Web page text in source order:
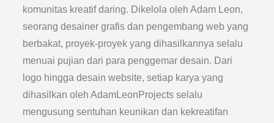
komunitas kreatif daring. Dikelola oleh Adam Leon,
seorang desainer grafis dan pengembang web yang
berbakat, proyek-proyek yang dihasilkannya selalu
menuai pujian dari para penggemar desain. Dari
logo hingga desain website, setiap karya yang
dihasilkan oleh AdamLeonProjects selalu
mengusung sentuhan keunikan dan kekreatifan